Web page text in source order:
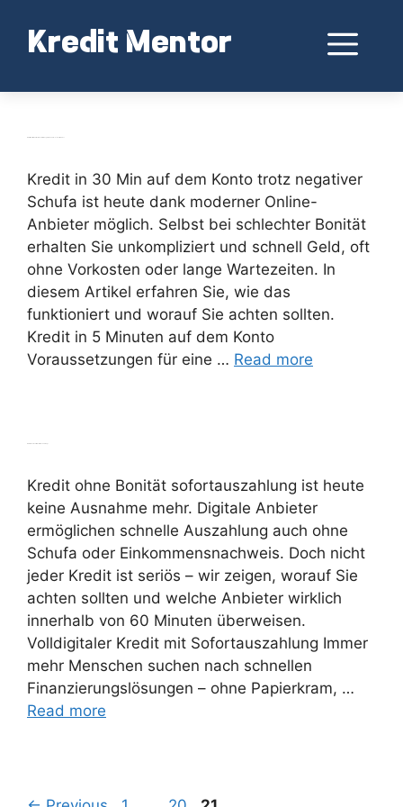
contentKredit Mentor
Kredit in 30 Min auf dem Konto trotz negativer
Schufa ist heute dank moderner Online-
Anbieter möglich. Selbst bei schlechter Bonität
erhalten Sie unkompliziert und schnell Geld, oft
ohne Vorkosten oder lange Wartezeiten. In
diesem Artikel erfahren Sie, wie das
funktioniert und worauf Sie achten sollten.
Kredit in 5 Minuten auf dem Konto
Voraussetzungen für eine … Read more
Kredit ohne Bonität sofortauszahlung ist heute
keine Ausnahme mehr. Digitale Anbieter
ermöglichen schnelle Auszahlung auch ohne
Schufa oder Einkommensnachweis. Doch nicht
jeder Kredit ist seriös – wir zeigen, worauf Sie
achten sollten und welche Anbieter wirklich
innerhalb von 60 Minuten überweisen.
Volldigitaler Kredit mit Sofortauszahlung Immer
mehr Menschen suchen nach schnellen
Finanzierungslösungen – ohne Papierkram, …
Read more